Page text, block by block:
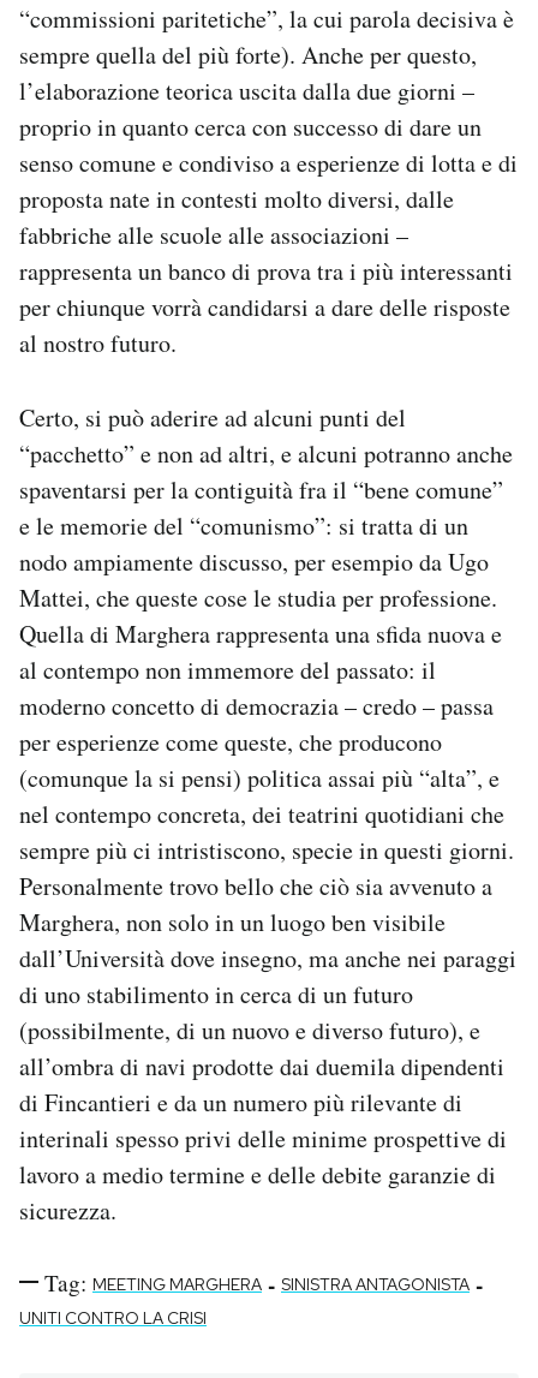
“commissioni paritetiche”, la cui parola decisiva è
sempre quella del più forte). Anche per questo,
l’elaborazione teorica uscita dalla due giorni –
proprio in quanto cerca con successo di dare un
senso comune e condiviso a esperienze di lotta e di
proposta nate in contesti molto diversi, dalle
fabbriche alle scuole alle associazioni –
rappresenta un banco di prova tra i più interessanti
per chiunque vorrà candidarsi a dare delle risposte
al nostro futuro.
Certo, si può aderire ad alcuni punti del
“pacchetto” e non ad altri, e alcuni potranno anche
spaventarsi per la contiguità fra il “bene comune”
e le memorie del “comunismo”: si tratta di un
nodo ampiamente discusso, per esempio da Ugo
Mattei, che queste cose le studia per professione.
Quella di Marghera rappresenta una sfida nuova e
al contempo non immemore del passato: il
moderno concetto di democrazia – credo – passa
per esperienze come queste, che producono
(comunque la si pensi) politica assai più “alta”, e
nel contempo concreta, dei teatrini quotidiani che
sempre più ci intristiscono, specie in questi giorni.
Personalmente trovo bello che ciò sia avvenuto a
Marghera, non solo in un luogo ben visibile
dall’Università dove insegno, ma anche nei paraggi
di uno stabilimento in cerca di un futuro
(possibilmente, di un nuovo e diverso futuro), e
all’ombra di navi prodotte dai duemila dipendenti
di Fincantieri e da un numero più rilevante di
interinali spesso privi delle minime prospettive di
lavoro a medio termine e delle debite garanzie di
sicurezza.
Tag: MEETING MARGHERA - SINISTRA ANTAGONISTA -
UNITI CONTRO LA CRISI